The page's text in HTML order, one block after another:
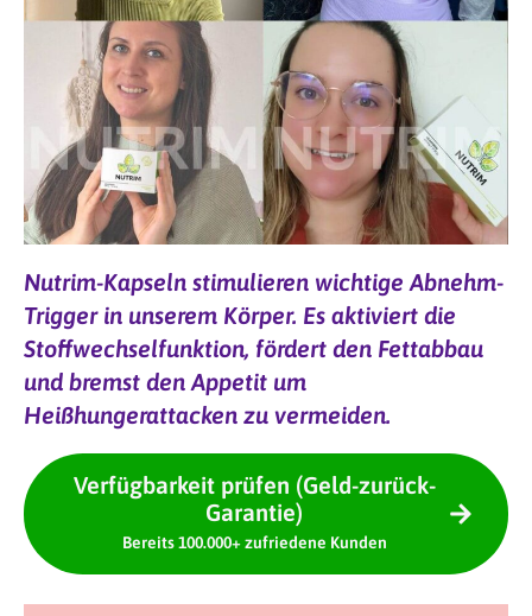
Nutrim-Kapseln stimulieren wichtige Abnehm-
Trigger in unserem Körper. Es aktiviert die
Stoffwechselfunktion, fördert den Fettabbau
und bremst den Appetit um
Heißhungerattacken zu vermeiden.
Verfügbarkeit prüfen (Geld-zurück-
Garantie)
Bereits 100.000+ zufriedene Kunden